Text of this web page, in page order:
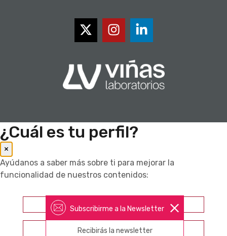
Subscribirme a la Newsletter
Recibirás la newsletter
¿Cuál es tu perfil?
×
Ayúdanos a saber más sobre ti para mejorar la
funcionalidad de nuestros contenidos:
Farmacéutico
Otros profesionales sanitarios